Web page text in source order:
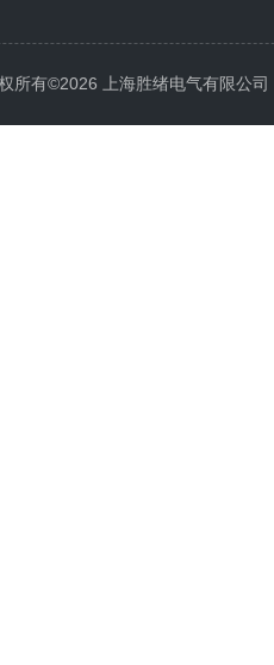
所有©2026 上海胜绪电气有限公